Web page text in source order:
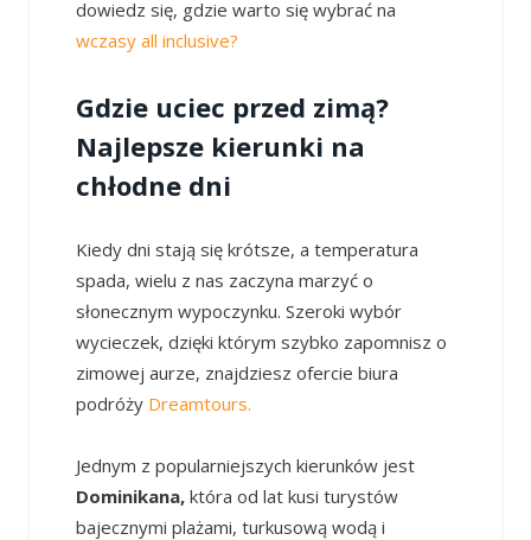
dowiedz się, gdzie warto się wybrać na
wczasy all inclusive?
Gdzie uciec przed zimą?
Najlepsze kierunki na
chłodne dni
Kiedy dni stają się krótsze, a temperatura
spada, wielu z nas zaczyna marzyć o
słonecznym wypoczynku. Szeroki wybór
wycieczek, dzięki którym szybko zapomnisz o
zimowej aurze, znajdziesz ofercie biura
podróży Dreamtours.
Jednym z popularniejszych kierunków jest
Dominikana,która od lat kusi turystów
bajecznymi plażami, turkusową wodą i